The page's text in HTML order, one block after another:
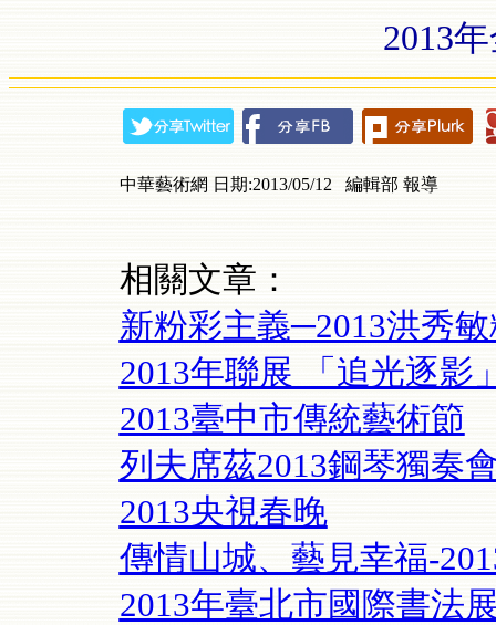
2013
中華藝術網 日期:2013/05/12 編輯部 報導
相關文章：
新粉彩主義─2013洪秀
2013年聯展 「追光逐影
2013臺中市傳統藝術節
列夫席茲2013鋼琴獨奏
2013央視春晚
傳情山城、藝見幸福-
2013年臺北市國際書法